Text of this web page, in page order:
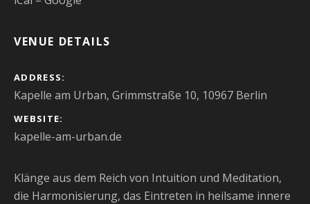
VENUE DETAILS
ADDRESS
Kapelle am Urban, Grimmstraße 10, 10967 Berlin
WEBSITE
kapelle-am-urban.de
Klänge aus dem Reich von Intuition und Meditation,
die Harmonisierung, das Eintreten in heilsame innere